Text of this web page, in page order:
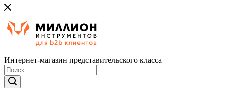
Интернет-магазин представительского класса